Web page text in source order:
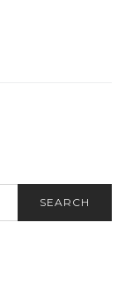
SEARCH